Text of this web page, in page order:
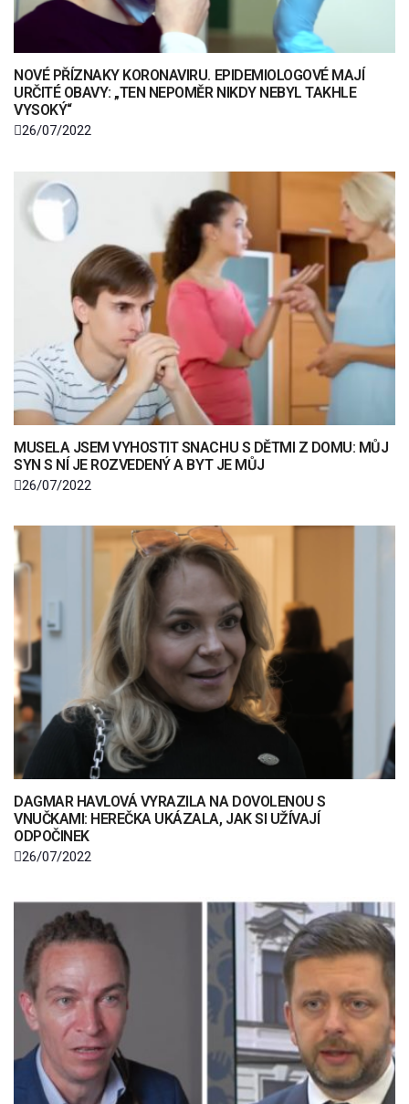
NOVÉ PŘÍZNAKY KORONAVIRU. EPIDEMIOLOGOVÉ MAJÍ
URČITÉ OBAVY: „TEN NEPOMĚR NIKDY NEBYL TAKHLE
VYSOKÝ“
26/07/2022
MUSELA JSEM VYHOSTIT SNACHU S DĚTMI Z DOMU: MŮJ
SYN S NÍ JE ROZVEDENÝ A BYT JE MŮJ
26/07/2022
DAGMAR HAVLOVÁ VYRAZILA NA DOVOLENOU S
VNUČKAMI: HEREČKA UKÁZALA, JAK SI UŽÍVAJÍ
ODPOČINEK
26/07/2022